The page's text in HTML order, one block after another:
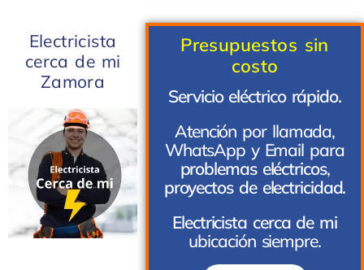
Electricista
cerca de mi
Zamora
Presupuestos sin
costo
Servicio eléctrico rápido.
Atención por llamada,
WhatsApp y Email para
problemas eléctricos,
proyectos de electricidad.
Electricista cerca de mi
ubicación siempre.